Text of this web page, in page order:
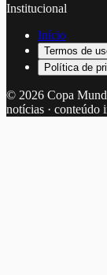
Institucional
Início
Termos de
Política de
© 2026 Copa
notícias · conteúdo